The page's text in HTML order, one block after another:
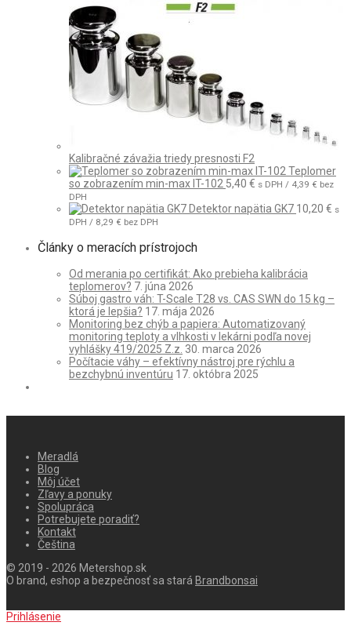
Kalibračné závažia triedy presnosti F2
Teplomer
so zobrazením min-max IT-102 5,40 € s DPH / 4,39 € bez
DPH
Detektor napätia GK7 10,20 € s
DPH / 8,29 € bez DPH
Články o meracích prístrojoch
Od merania po certifikát: Ako prebieha kalibrácia
teplomerov? 7. júna 2026
Súboj gastro váh: T-Scale T28 vs. CAS SWN do 15 kg –
ktorá je lepšia? 17. mája 2026
Monitoring bez chýb a papiera: Automatizovaný
monitoring teploty a vlhkosti v lekárni podľa novej
vyhlášky 419/2025 Z.z. 30. marca 2026
Počítacie váhy – efektívny nástroj pre rýchlu a
bezchybnú inventúru 17. októbra 2025
Meradlá
Blog
Môj účet
Zľavy a ponuky
Spolupráca
Potrebujete poradiť?
Kontakt
Čeština
© 2019 - 2026 Metershop.sk
O brand, eshop a bezpečnosť sa stará Brandbonsai
Prihlásenie